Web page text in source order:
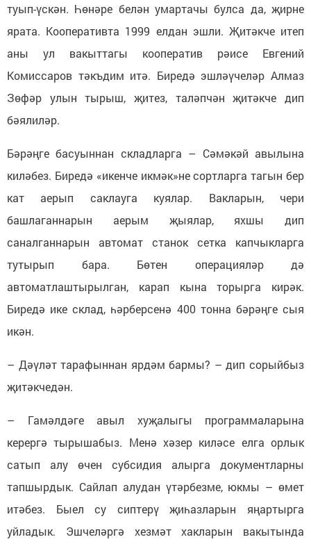
туып-үскән. Һөнәре белән умартачы булса да, җирне
ярата. Кооперативта 1999 елдан эшли. Җитәкче итеп
аны ул вакыттагы кооператив рәисе Евгений
Комиссаров тәкъдим итә. Биредә эшләүчеләр Алмаз
Зөфәр улын тырыш, җитез, таләпчән җитәкче дип
бәялиләр.
Бәрәңге басуыннан складларга – Сәмәкәй авылына
киләбез. Биредә «икенче икмәк»не сортларга тагын бер
кат аерып саклауга куялар. Вакларын, чери
башлаганнарын аерым җыялар, яхшы дип
саналганнарын автомат станок сетка капчыкларга
тутырып бара. Бөтен операцияләр дә
автоматлаштырылган, карап кына торырга кирәк.
Биредә ике склад, һәрберсенә 400 тонна бәрәңге сыя
икән.
– Дәүләт тарафыннан ярдәм бармы? – дип сорыйбыз
җитәкчедән.
– Гамәлдәге авыл хуҗалыгы программаларына
керергә тырышабыз. Менә хәзер киләсе елга орлык
сатып алу өчен субсидия алырга документларны
тапшырдык. Сайлап алудан үтәрбезме, юкмы – өмет
итәбез. Быел су сиптерү җиһазларын яңартырга
уйладык. Эшчеләргә хезмәт хакларын вакытында